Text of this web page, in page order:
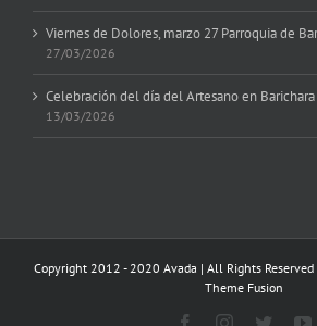
Viernes de Dolores, marzo 27 Parroquia de
27/03/2026
Celebración del día del Artesano en Barichara
13/03/2026
Copyright 2012 - 2020 Avada | All Rights Reserved
Theme Fusion
FacebookInstagram
Twitter